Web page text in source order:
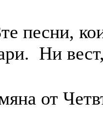
песни,
Ни
от